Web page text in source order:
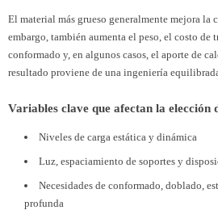
El material más grueso generalmente mejora la
embargo, también aumenta el peso, el costo de
conformado y, en algunos casos, el aporte de
resultado proviene de una ingeniería
Variables clave que afectan la elección
Niveles de carga estática y dinámica
Luz, espaciamiento de soportes y
Necesidades de conformado, doblado,
profunda